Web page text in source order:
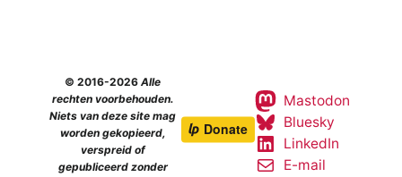
© 2016-2026Alle
rechten voorbehouden.
Niets van deze site mag
worden gekopieerd,
verspreid of
gepubliceerd zonder
Mastodon
Bluesky
LinkedIn
E-mail